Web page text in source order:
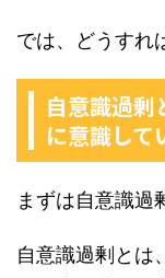
では、どうすれ
自意識過剰
に意識して
まずは自意識過
自意識過剰とは